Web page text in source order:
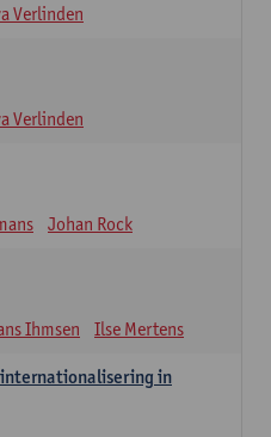
Verlinden
Verlinden
Johan Rock
Ihmsen Ilse Mertens
internationalisering in